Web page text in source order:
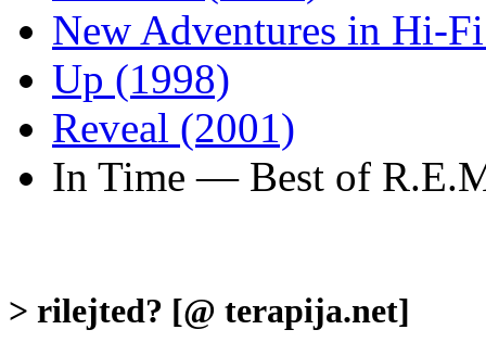
New Adventures in Hi-
Up (1998)
Reveal (2001)
In Time — Best of
> rilejted? [@ terapija.net]